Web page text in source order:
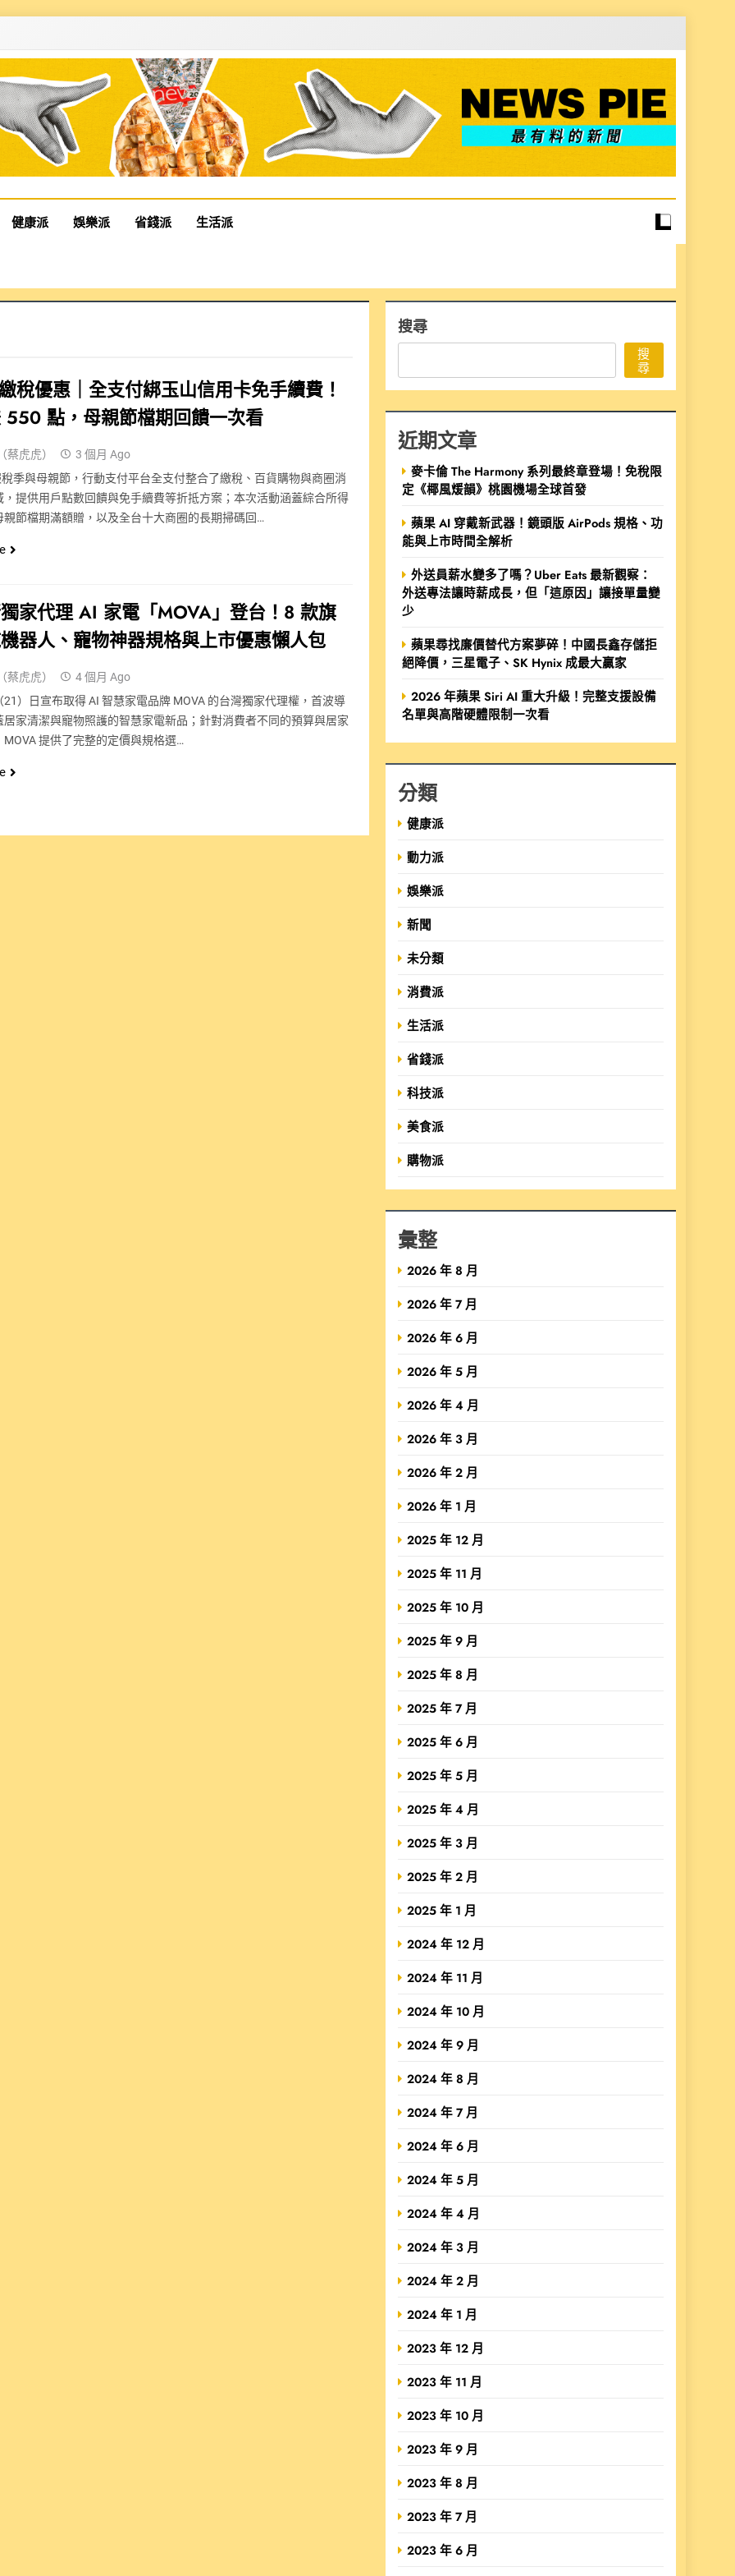
健康派 娛樂派 省錢派 生活派
稅優惠｜全支付綁玉山信用卡免手續費！
550 點，母親節檔期回饋一次看
蔡虎虎）
3 個月 Ago
季與母親節，行動支付平台全支付整合了繳稅、百貨購物與商圈消
，提供用戶點數回饋與免手續費等折抵方案；本次活動涵蓋綜合所得
親節檔期滿額贈，以及全台十大商圈的長期掃碼回…
家代理 AI 家電「MOVA」登台！8 款旗
器人、寵物神器規格與上市優惠懶人包
蔡虎虎）
4 個月 Ago
21）日宣布取得 AI 智慧家電品牌 MOVA 的台灣獨家代理權，首波導
居家清潔與寵物照護的智慧家電新品；針對消費者不同的預算與居家
MOVA 提供了完整的定價與規格選…
搜尋
搜
尋
近期文章
麥卡倫 The Harmony 系列最終章登場！免稅限
定《椰風煖韻》桃園機場全球首發
蘋果 AI 穿戴新武器！鏡頭版 AirPods 規格、功
能與上市時間全解析
外送員薪水變多了嗎？Uber Eats 最新觀察：
外送專法讓時薪成長，但「這原因」讓接單量變
少
蘋果尋找廉價替代方案夢碎！中國長鑫存儲拒
絕降價，三星電子、SK Hynix 成最大贏家
2026 年蘋果 Siri AI 重大升級！完整支援設備
名單與高階硬體限制一次看
分類
健康派
動力派
娛樂派
新聞
未分類
消費派
生活派
省錢派
科技派
美食派
購物派
彙整
2026 年 8 月
2026 年 7 月
2026 年 6 月
2026 年 5 月
2026 年 4 月
2026 年 3 月
2026 年 2 月
2026 年 1 月
2025 年 12 月
2025 年 11 月
2025 年 10 月
2025 年 9 月
2025 年 8 月
2025 年 7 月
2025 年 6 月
2025 年 5 月
2025 年 4 月
2025 年 3 月
2025 年 2 月
2025 年 1 月
2024 年 12 月
2024 年 11 月
2024 年 10 月
2024 年 9 月
2024 年 8 月
2024 年 7 月
2024 年 6 月
2024 年 5 月
2024 年 4 月
2024 年 3 月
2024 年 2 月
2024 年 1 月
2023 年 12 月
2023 年 11 月
2023 年 10 月
2023 年 9 月
2023 年 8 月
2023 年 7 月
2023 年 6 月